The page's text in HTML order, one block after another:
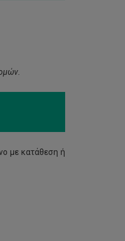
με κατάθεση ή